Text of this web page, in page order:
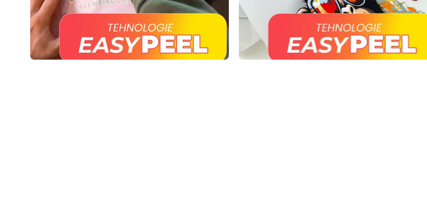
*Termenul estimat de primire în ziua urmatoare
poate varia în functie de zona de livrare și de
programul curierului.
Sfaturi Pretioase